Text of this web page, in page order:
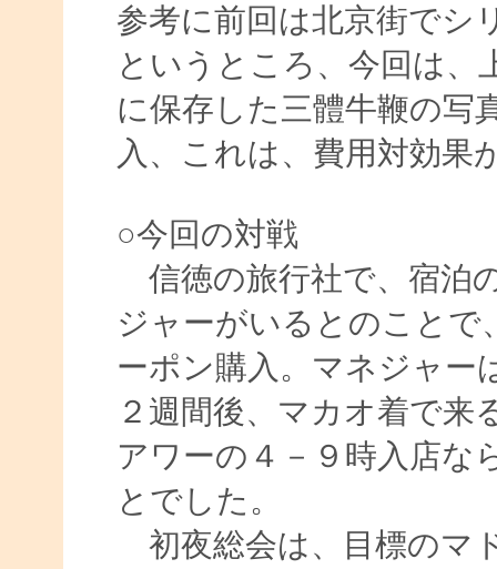
参考に前回は北京街でシ
というところ、今回は、
に保存した三體牛鞭の写
入、これは、費用対効果
○今回の対戦
信徳の旅行社で、宿泊
ジャーがいるとのことで
ーポン購入。マネジャー
２週間後、マカオ着で来
アワーの４－９時入店な
とでした。
初夜総会は、目標のマ